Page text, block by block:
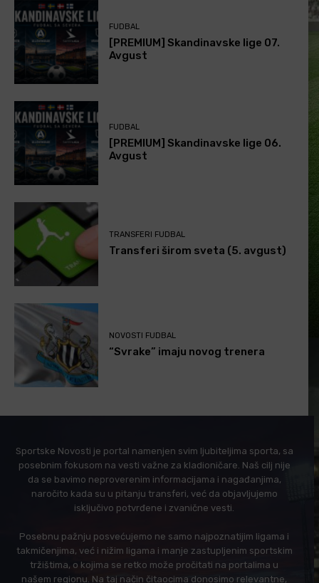
FUDBAL
[PREMIUM] Skandinavske lige 07.
Avgust
FUDBAL
[PREMIUM] Skandinavske lige 06.
Avgust
TRANSFERI FUDBAL
Transferi širom sveta (5. avgust)
NOVOSTI FUDBAL
“Svrake” imaju novog trenera
Sportske Novosti je portal namenjen svim ljubiteljima sporta, sa
posebnim fokusom na vesti važne za kladioničare. Naš cilj nije
da se bavimo neproverenim informacijama i nagađanjima,
naročito kada su u pitanju transferi, već da objavljujemo
isključivo potvrđene i zvanične vesti.
Posebnu pažnju posvećujemo ne samo najpoznatijim ligama i
takmičenjima, već i nižim ligama i manje zastupljenim sportskim
tržištima, o kojima se retko može pročitati na portalima u
našem regionu. Na taj način čitaocima donosimo relevantne,